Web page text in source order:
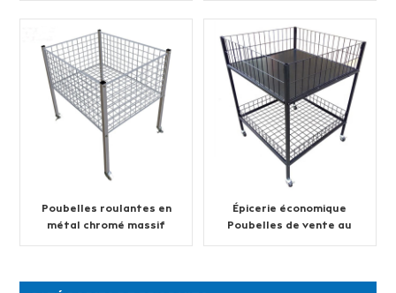
Poubelles roulantes en
métal chromé massif
Épicerie économique
Poubelles de vente au